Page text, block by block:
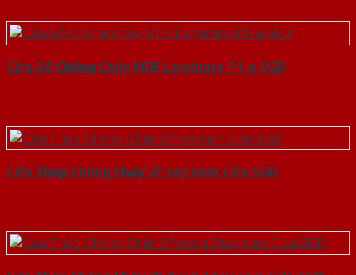
Cửa Gỗ Chống Cháy MDF Laminate P1-a-SGD
Cửa Thép Chống Cháy 2P tay nam Cửa-SGD